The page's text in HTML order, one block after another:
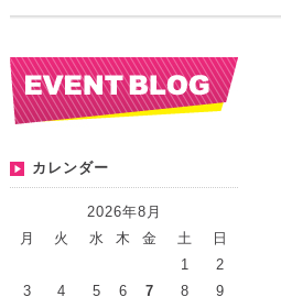
カレンダー
2026年8月
月
火 水 木 金 土 日
1
2
3
4 5 6 7 8
9